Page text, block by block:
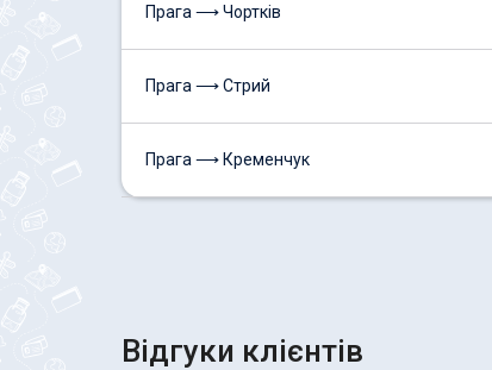
Прага ⟶ Чортків
Прага ⟶ Стрий
Прага ⟶ Кременчук
Відгуки клієнтів